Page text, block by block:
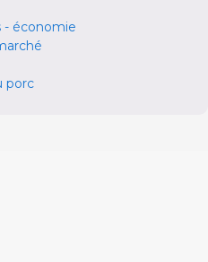
- économie
porc